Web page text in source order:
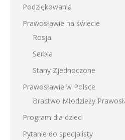
Podziękowania
Prawosławie na świecie
Rosja
Serbia
Stany Zjednoczone
Prawosławie w Polsce
Bractwo Młodzieży
Program dla dzieci
Pytanie do specjalisty